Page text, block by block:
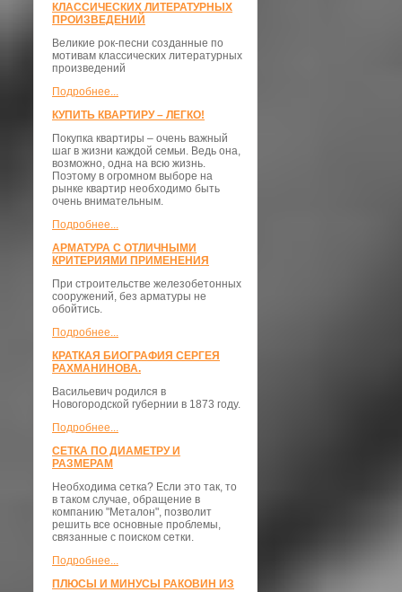
КЛАССИЧЕСКИХ ЛИТЕРАТУРНЫХ
ПРОИЗВЕДЕНИЙ
Великие рок-песни созданные по
мотивам классических литературных
произведений
Подробнее...
КУПИТЬ КВАРТИРУ – ЛЕГКО!
Покупка квартиры – очень важный
шаг в жизни каждой семьи. Ведь она,
возможно, одна на всю жизнь.
Поэтому в огромном выборе на
рынке квартир необходимо быть
очень внимательным.
Подробнее...
АРМАТУРА С ОТЛИЧНЫМИ
КРИТЕРИЯМИ ПРИМЕНЕНИЯ
При строительстве железобетонных
сооружений, без арматуры не
обойтись.
Подробнее...
КРАТКАЯ БИОГРАФИЯ СЕРГЕЯ
РАХМАНИНОВА.
Васильевич родился в
Новогородской губернии в 1873 году.
Подробнее...
СЕТКА ПО ДИАМЕТРУ И
РАЗМЕРАМ
Необходима сетка? Если это так, то
в таком случае, обращение в
компанию "Металон", позволит
решить все основные проблемы,
связанные с поиском сетки.
Подробнее...
ПЛЮСЫ И МИНУСЫ РАКОВИН ИЗ